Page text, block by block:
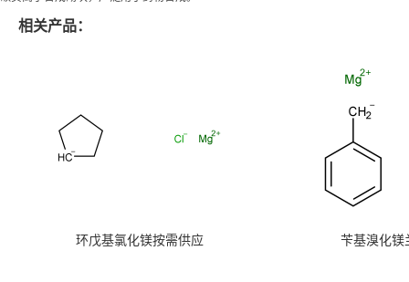
相关产品：
环戊基氯化镁按需供应 苄基溴化镁